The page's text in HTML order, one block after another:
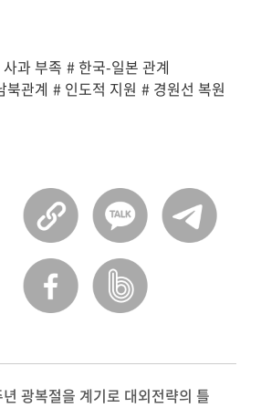
과 부족 # 한국-일본 관계
북관계 # 인도적 지원 # 경원선 복원
광복절을 계기로 대외전략의 틀